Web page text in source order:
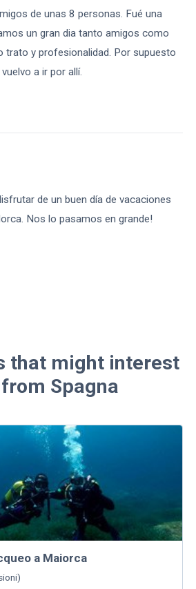
de unas 8 personas. Fué una
un gran dia tanto amigos como
trato y profesionalidad. Por supuesto
a ir por allí.
de un buen día de vacaciones
Nos lo pasamos en grande!
that might interest
Spagna
a Maiorca
)